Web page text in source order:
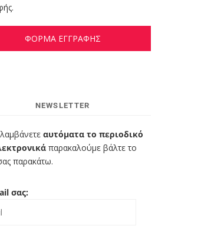
ΦΟΡΜΑ ΕΓΓΡΑΦΗΣ
NEWSLETTER
αυτόματα το περιοδικό
παρακαλούμε βάλτε το
παρακάτω.
σας: